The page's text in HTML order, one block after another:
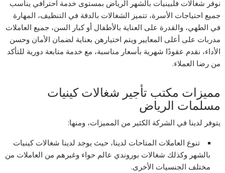
نوفر شغالات فلبينيات بالشهر الرياض بمستوى خدمة احترافي يناسب
جميع احتياجات الأسرة، تتميز الشغالات بالدقة في التنظيف، المهارة
في الطهي، والقدرة على العناية بالأطفال أو كبار السن، جميع العاملات
مدربات على أعلى المعايير ويتم اختيارهن بعناية لضمان الأمان وحسن
الأداء، نقدم عقودًا شهرية بأسعار مناسبة، مع خدمة متابعة دورية للتأكد
من رضا العملاء.
مميزات مكتب تأجير شغالات كينيات
مسلمات الرياض
يتوفر لدينا في الشركة الكثير من المميزات، ومنها:
تنوع العاملات المتاحات لدينا، حيث يوجد لدينا شغالات كينيات
بالشهر وكذلك شغالات بوروندي عالم حواء وغيرهم من العاملات من
مختلف الجنسيات الأخرى.